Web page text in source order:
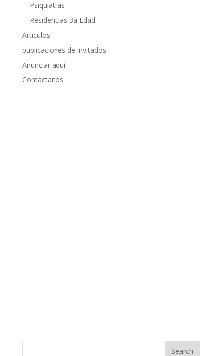
Psiquiatras
Residencias 3a Edad
Articulos
publicaciones de invitados
Anunciar aquí
Contáctanos